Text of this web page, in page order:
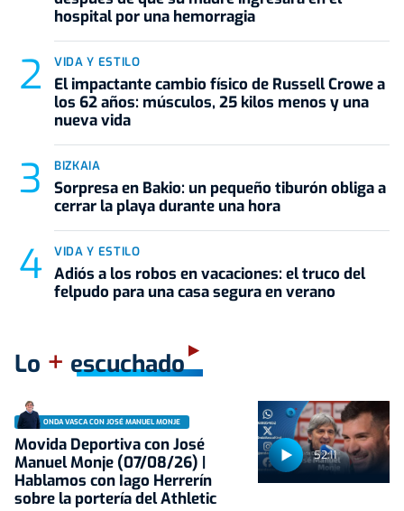
hospital por una hemorragia
VIDA Y ESTILO
El impactante cambio físico de Russell Crowe a
los 62 años: músculos, 25 kilos menos y una
nueva vida
BIZKAIA
Sorpresa en Bakio: un pequeño tiburón obliga a
cerrar la playa durante una hora
VIDA Y ESTILO
Adiós a los robos en vacaciones: el truco del
felpudo para una casa segura en verano
Lo + escuchado
52:11
ONDA VASCA CON JOSÉ MANUEL MONJE
Movida Deportiva con José
Manuel Monje (07/08/26) |
Hablamos con Iago Herrerín
sobre la portería del Athletic